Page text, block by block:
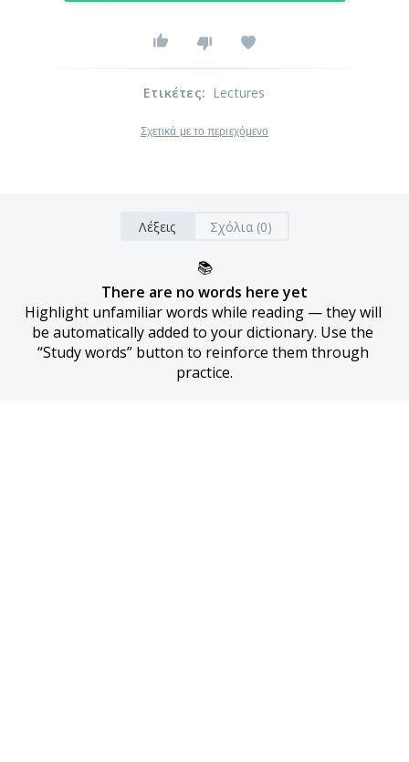
Ετικέτες: Lectures
Σχετικά με το περιεχόμενο
Λέξεις Σχόλια (0)
📚
There are no words here yet
Highlight unfamiliar words while reading — they will
be automatically added to your dictionary. Use the
“Study words” button to reinforce them through
practice.